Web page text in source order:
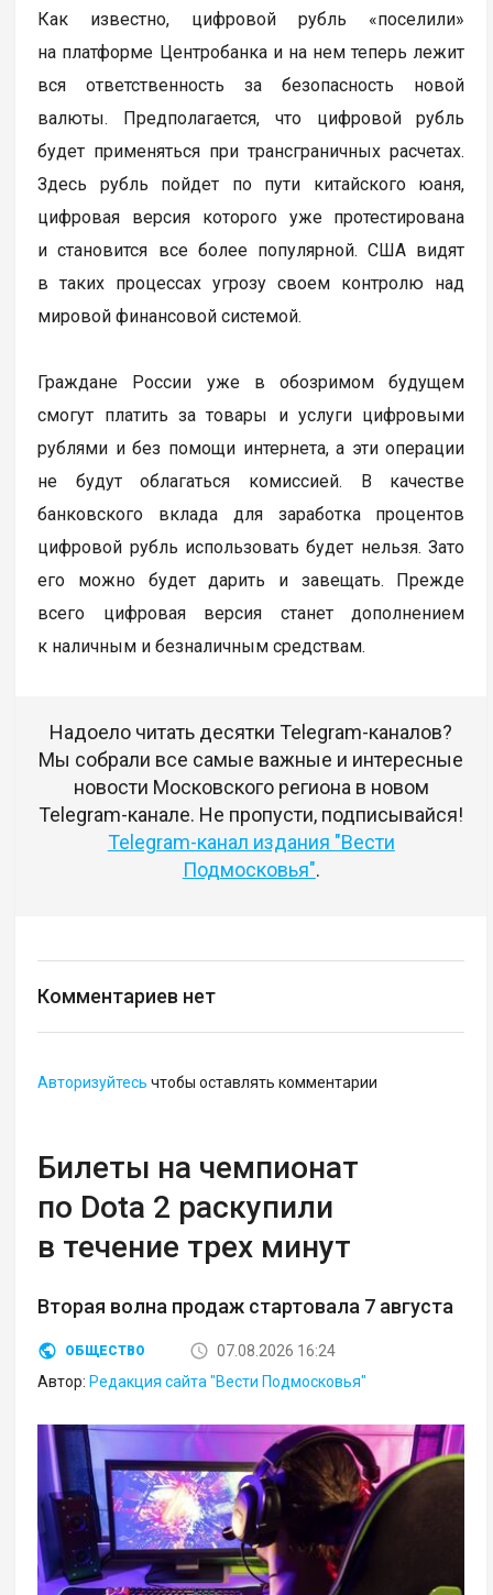
Как известно, цифровой рубль «поселили»
на платформе Центробанка и на нем теперь лежит
вся ответственность за безопасность новой
валюты. Предполагается, что цифровой рубль
будет применяться при трансграничных расчетах.
Здесь рубль пойдет по пути китайского юаня,
цифровая версия которого уже протестирована
и становится все более популярной. США видят
в таких процессах угрозу своем контролю над
мировой финансовой системой.
Граждане России уже в обозримом будущем
смогут платить за товары и услуги цифровыми
рублями и без помощи интернета, а эти операции
не будут облагаться комиссией. В качестве
банковского вклада для заработка процентов
цифровой рубль использовать будет нельзя. Зато
его можно будет дарить и завещать. Прежде
всего цифровая версия станет дополнением
к наличным и безналичным средствам.
Надоело читать десятки Telegram-каналов?
Мы собрали все самые важные и интересные
новости Московского региона в новом
Telegram-канале. Не пропусти, подписывайся!
Telegram-канал издания "Вести
Подмосковья".
Комментариев нет
Авторизуйтесь чтобы оставлять комментарии
Билеты на чемпионат
по Dota 2 раскупили
в течение трех минут
Вторая волна продаж стартовала 7 августа
ОБЩЕСТВО
07.08.2026 16:24
Автор: Редакция сайта "Вести Подмосковья"